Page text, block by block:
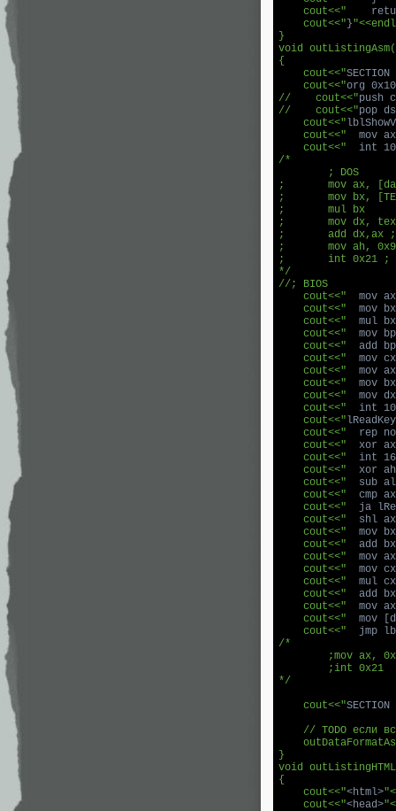
    cout<<"
    cout<<"
}
}
void
{
    cout<<"
    cout<<"
org
//    cout<<"push
//    cout<<"pop
    cout<<"
    cout<<"
mov
    cout<<"
int
/*
;	mov ax, [data_pos]
;	mov bx, [TEXT_BLOCK_SIZE]
;	mul bx
;	mov dx, text_data
;	add dx,ax ; offset на текст
;	mov ah, 0x9 ; print [dx]
;	int 0x21 ; dos, dx-указывает на строку, завершающуюся $
*/
//; BIOS
    cout<<"
mov
    cout<<"
mov
    cout<<"
  mul bx
    cout<<"
mov
    cout<<"
add
    cout<<"
mov
    cout<<"
mov
    cout<<"
mov
    cout<<"
mov
    cout<<"
int
    cout<<"
    cout<<"
rep
    cout<<"
xor
    cout<<"
int
    cout<<"
xor
    cout<<"
sub
    cout<<"
cmp
    cout<<"
ja
    cout<<"
shl
    cout<<"
mov
    cout<<"
add
    cout<<"
mov
    cout<<"
mov
    cout<<"
mul
    cout<<"
add
    cout<<"
mov
    cout<<"
mov
    cout<<"
jmp
/*
*/
    cout<<"
// TODO если
}
void
{
    cout<<"
<html>
    cout<<"
<head>